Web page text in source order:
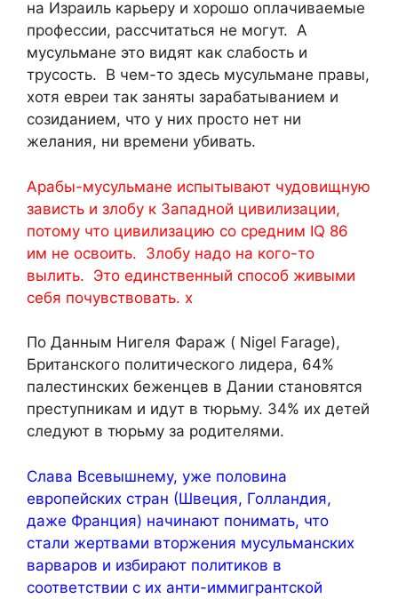
на Израиль карьеру и хорошо оплачиваемые
профессии, рассчитаться не могут. А
мусульмане это видят как слабость и
трусость. В чем-то здесь мусульмане правы,
хотя евреи так заняты зарабатыванием и
созиданием, что у них просто нет ни
желания, ни времени убивать.
Арабы-мусульмане испытывают чудовищную
зависть и злобу к Западной цивилизации,
потому что цивилизацию со средним IQ 86
им не освоить. Злобу надо на кого-то
вылить. Это единственный способ живыми
себя почувствовать. х
По Данным Нигеля Фараж ( Nigel Farage),
Британского политического лидера, 64%
палестинских беженцев в Дании становятся
преступникам и идут в тюрьму. 34% их детей
следуют в тюрьму за родителями.
Слава Всевышнему, уже половина
европейских стран (Швеция, Голландия,
даже Франция) начинают понимать, что
стали жертвами вторжения мусульманских
варваров и избирают политиков в
соответствии с их анти-иммигрантской